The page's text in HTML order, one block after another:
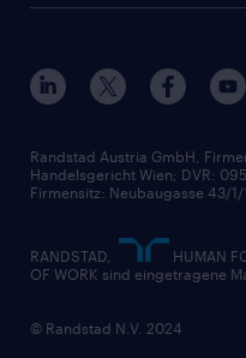
Unsere Historie
Nutzungsbestimmungen
Widerrufsformular
Randstad Austria GmbH,
Handelsgericht Wien; DVR:
Firmensitz: Neubaugasse 43/1/
RANDSTAD,
HUMAN
OF WORK sind eingetragene
© Randstad N.V. 2024